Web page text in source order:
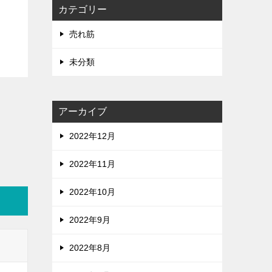
カテゴリー
売れ筋
未分類
アーカイブ
2022年12月
2022年11月
2022年10月
2022年9月
2022年8月